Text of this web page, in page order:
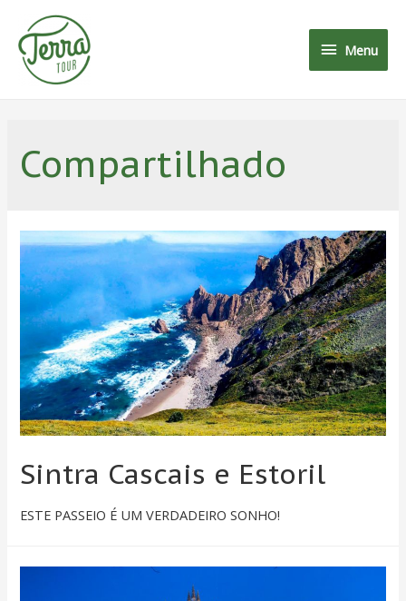
Menu
Compartilhado
Sintra Cascais e Estoril
ESTE PASSEIO É UM VERDADEIRO SONHO!